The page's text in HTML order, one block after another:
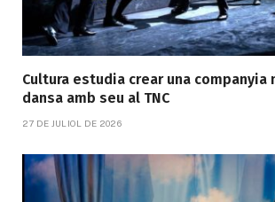
Cultura estudia crear una companyia
dansa amb seu al TNC
27 DE JULIOL DE 2026